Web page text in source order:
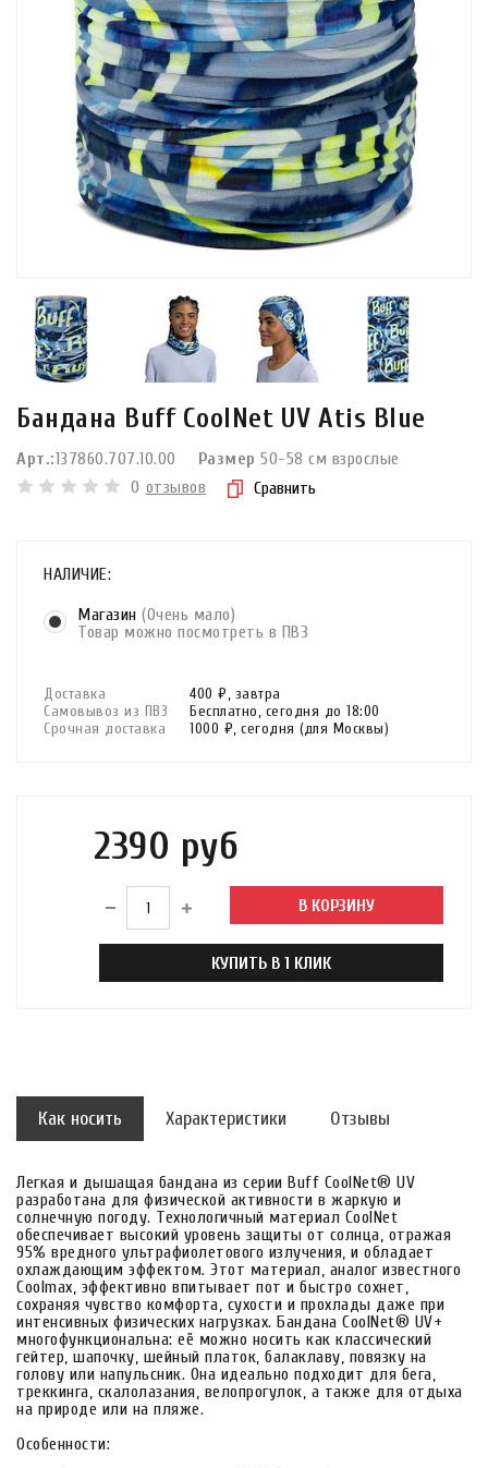
Бандана Buff CoolNet UV Atis Blue
Арт.:137860.707.10.00 Размер 50-58 см взрослые
0 отзывов Сравнить
НАЛИЧИЕ:
Магазин (Очень мало)
Товар можно посмотреть в ПВЗ
Доставка 400 ₽, завтра
Самовывоз из ПВЗ
Бесплатно, сегодня до 18:00
Срочная доставка
1000 ₽, сегодня (для Москвы)
2390 руб
В КОРЗИНУ
КУПИТЬ В 1 КЛИК
Как носить Характеристики Отзывы
Легкая и дышащая бандана из серии Buff CoolNet® UV
разработана для физической активности в жаркую и
солнечную погоду. Технологичный материал CoolNet
обеспечивает высокий уровень защиты от солнца, отражая
95% вредного ультрафиолетового излучения, и обладает
охлаждающим эффектом. Этот материал, аналог известного
Coolmax, эффективно впитывает пот и быстро сохнет,
сохраняя чувство комфорта, сухости и прохлады даже при
интенсивных физических нагрузках. Бандана CoolNet® UV+
многофункциональна: её можно носить как классический
гейтер, шапочку, шейный платок, балаклаву, повязку на
голову или напульсник. Она идеально подходит для бега,
треккинга, скалолазания, велопрогулок, а также для отдыха
на природе или на пляже.
Особенности: